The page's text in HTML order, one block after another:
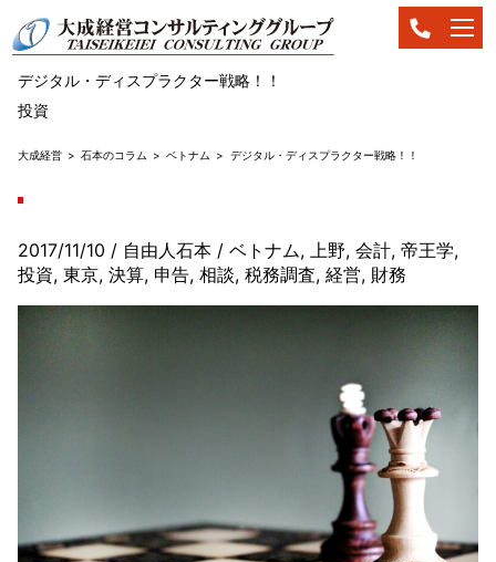
デジタル・ディスプラクター戦略！！
投資
大成経営 石本のコラム ベトナム デジタル・ディスプラクター戦略！！
2017/11/10 / 自由人石本 / ベトナム, 上野, 会計, 帝王学,
投資, 東京, 決算, 申告, 相談, 税務調査, 経営, 財務